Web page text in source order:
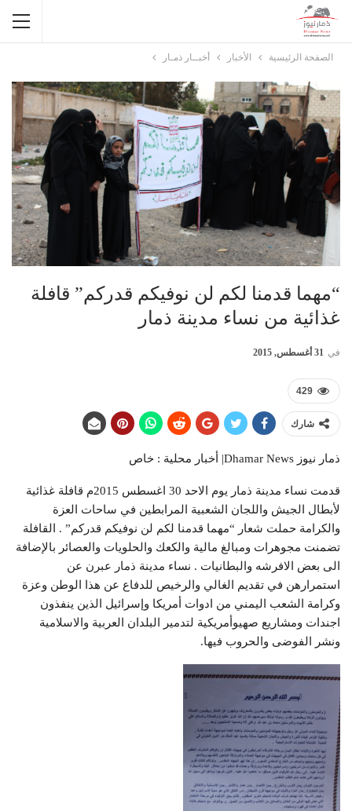
الصفحة الرئيسية الأخبار أخبــار ذمـار
“مهما قدمنا لكم لن نوفيكم قدركم” قافلة
غذائية من نساء مدينة ذمار
في 31 أغسطس, 2015
429
شارك
ذمار نيوز Dhamar News| أخبار محلية : خاص
قدمت نساء مدينة ذمار يوم الاحد 30 اغسطس 2015م قافلة غذائية
لأبطال الجيش واللجان الشعبية المرابطين في ساحات العزة
والكرامة حملت شعار “مهما قدمنا لكم لن نوفيكم قدركم” . القافلة
تضمنت مجوهرات ومبالغ مالية والكعك والحلويات والعصائر بالإضافة
الى بعض الافرشه والبطانيات . نساء مدينة ذمار عبرن عن
استمرارهن في تقديم الغالي والرخيص للدفاع عن هذا الوطن وعزة
وكرامة الشعب اليمني من ادوات أمريكا وإسرائيل الذين ينفذون
اجندات ومشاريع صهيوأمريكية لتدمير البلدان العربية والاسلامية
ونشر الفوضى والحروب فيها.